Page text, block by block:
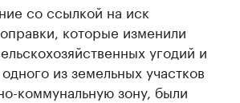
со ссылкой на иск
которые изменили
угодий и
из земельных участков
коммунальную зону, были